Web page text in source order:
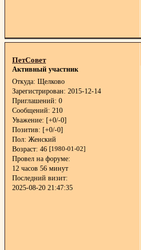
ПетСовет
Активный участник
Откуда: Щелково
Зарегистрирован: 2015-12-14
Приглашений: 0
Сообщений: 210
Уважение: [+0/-0]
Позитив: [+0/-0]
Пол: Женский
Возраст: 46 [1980-01-02]
Провел на форуме:
12 часов 56 минут
Последний визит:
2025-08-20 21:47:35